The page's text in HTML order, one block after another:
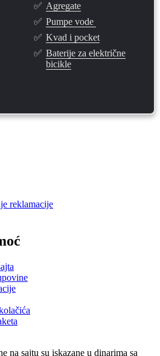
✅ Agregate
✅ Pumpe vode
✅ Kvad i pocket
✅ Baterije za električne
bicikle
reklamacije
na sajtu su iskazane u dinarima sa